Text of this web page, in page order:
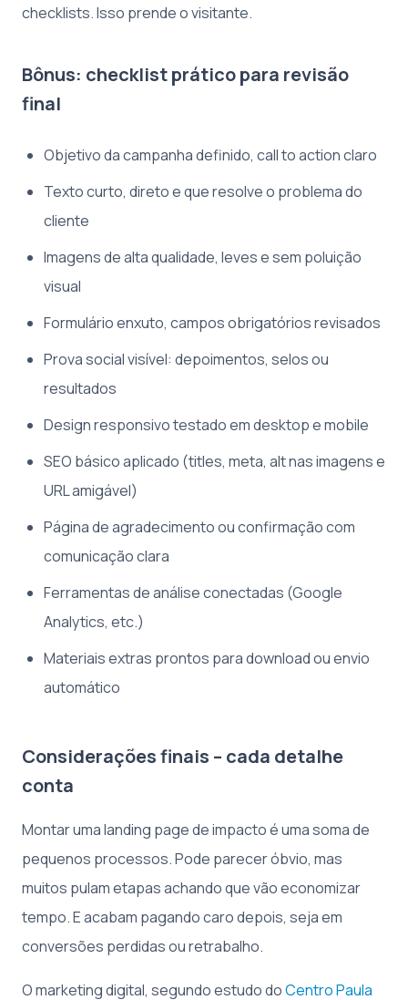
checklists. Isso prende o visitante.
Bônus: checklist prático para revisão
final
Objetivo da campanha definido, call to action claro
Texto curto, direto e que resolve o problema do
cliente
Imagens de alta qualidade, leves e sem poluição
visual
Formulário enxuto, campos obrigatórios revisados
Prova social visível: depoimentos, selos ou
resultados
Design responsivo testado em desktop e mobile
SEO básico aplicado (titles, meta, alt nas imagens e
URL amigável)
Página de agradecimento ou confirmação com
comunicação clara
Ferramentas de análise conectadas (Google
Analytics, etc.)
Materiais extras prontos para download ou envio
automático
Considerações finais – cada detalhe
conta
Montar uma landing page de impacto é uma soma de
pequenos processos. Pode parecer óbvio, mas
muitos pulam etapas achando que vão economizar
tempo. E acabam pagando caro depois, seja em
conversões perdidas ou retrabalho.
O marketing digital, segundo estudo doCentro Paula